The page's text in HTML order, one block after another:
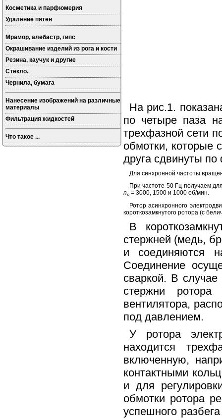
Косметика и парфюмерия
Удаление пятен
Мрамор, алебастр, гипс
Окрашивание изделий из рога и кости
Резина, каучук и другие
Стекло.
Чернила, бумага
Нанесение изображений на различные
материалы
Фильтрация жидкостей
Что такое ...
На рис.1.
по четыре паза
трехфазной сети
обмотки, которые
друга сдвинуты по
Для синхронной частоты
При частоте 50 Гц получаем
nc = 3000, 1500 и 1000 об/мин.
Ротор асинхронного
короткозамкнутого ротора (с
В
стержней (медь,
и соединяются
Соединение
сваркой. В
стержни
вентилятора,
под давлением.
У ротора
находится
включенную,
контактными
и для
обмотки ротора
успешного